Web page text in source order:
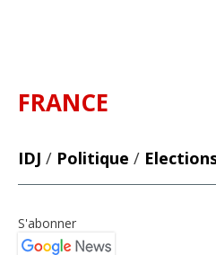
FRANCE
IDJ / Politique /
S'abonner